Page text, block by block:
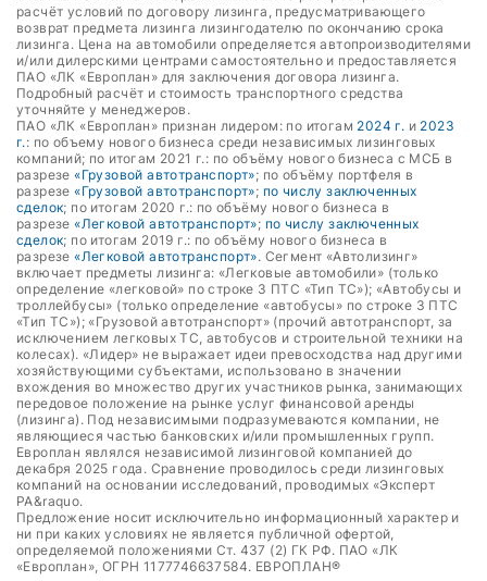
расчёт условий по договору лизинга, предусматривающего
возврат предмета лизинга лизингодателю по окончанию срока
лизинга. Цена на автомобили определяется автопроизводителями
и/или дилерскими центрами самостоятельно и предоставляется
ПАО «ЛК «Европлан» для заключения договора лизинга.
Подробный расчёт и стоимость транспортного средства
уточняйте у менеджеров.
ПАО «ЛК «Европлан» признан лидером: по итогам 2024 г. и 2023
г.: по объему нового бизнеса среди независимых лизинговых
компаний; по итогам 2021 г.: по объёму нового бизнеса с МСБ в
разрезе «Грузовой автотранспорт»; по объёму портфеля в
разрезе «Грузовой автотранспорт»; по числу заключенных
сделок; по итогам 2020 г.: по объёму нового бизнеса в
разрезе «Легковой автотранспорт»; по числу заключенных
сделок; по итогам 2019 г.: по объёму нового бизнеса в
разрезе «Легковой автотранспорт». Сегмент «Автолизинг»
включает предметы лизинга: «Легковые автомобили» (только
определение «легковой» по строке 3 ПТС «Тип ТС»); «Автобусы и
троллейбусы» (только определение «автобусы» по строке 3 ПТС
«Тип ТС»); «Грузовой автотранспорт» (прочий автотранспорт, за
исключением легковых ТС, автобусов и строительной техники на
колесах). «Лидер» не выражает идеи превосходства над другими
хозяйствующими субъектами, использовано в значении
вхождения во множество других участников рынка, занимающих
передовое положение на рынке услуг финансовой аренды
(лизинга). Под независимыми подразумеваются компании, не
являющиеся частью банковских и/или промышленных групп.
Европлан являлся независимой лизинговой компанией до
декабря 2025 года. Сравнение проводилось среди лизинговых
компаний на основании исследований, проводимых «Эксперт
РА&raquo.
Предложение носит исключительно информационный характер и
ни при каких условиях не является публичной офертой,
определяемой положениями Ст. 437 (2) ГК РФ. ПАО «ЛК
«Европлан», ОГРН 1177746637584. ЕВРОПЛАН®